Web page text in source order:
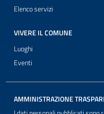
Elenco servizi
VIVERE IL COMUNE
Luoghi
Eventi
AMMINISTRAZIONE